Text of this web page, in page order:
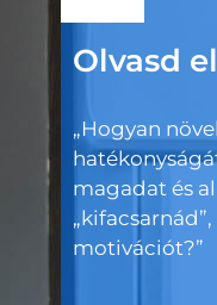
Olvasd
„Hogyan
magadat és
motivációt?”